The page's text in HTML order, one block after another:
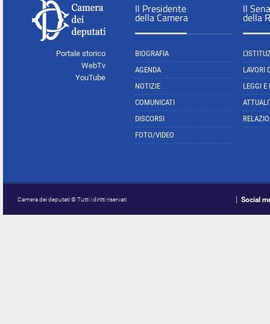
Portale storico
WebTv
YouTube
Il Presidente
della Camera
BIOGRAFIA
AGENDA
NOTIZIE
COMUNICATI
DISCORSI
FOTO/VIDEO
Il
della
LAVORI
LEGGI E
Camera dei deputati © Tutti i diritti riservati Social